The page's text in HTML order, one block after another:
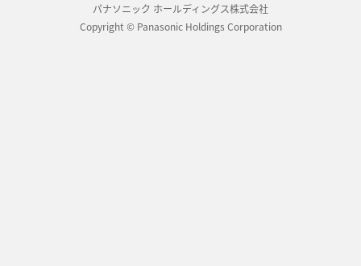
パナソニック ホールディングス株式会社
Copyright © Panasonic Holdings Corporation